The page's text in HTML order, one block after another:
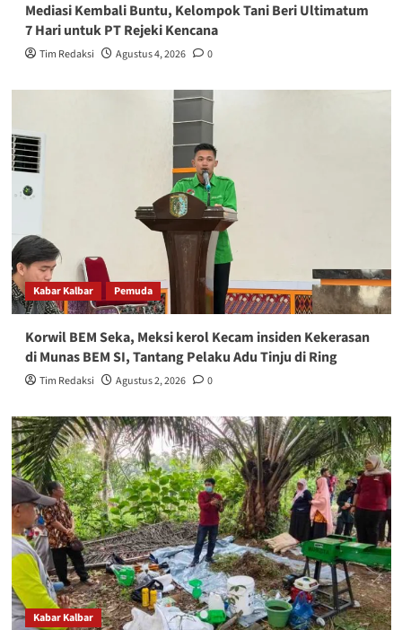
Mediasi Kembali Buntu, Kelompok Tani Beri Ultimatum
7 Hari untuk PT Rejeki Kencana
Tim Redaksi Agustus 4, 2026 0
Kabar Kalbar Pemuda
Korwil BEM Seka, Meksi kerol Kecam insiden Kekerasan
di Munas BEM SI, Tantang Pelaku Adu Tinju di Ring
Tim Redaksi Agustus 2, 2026 0
Kabar Kalbar